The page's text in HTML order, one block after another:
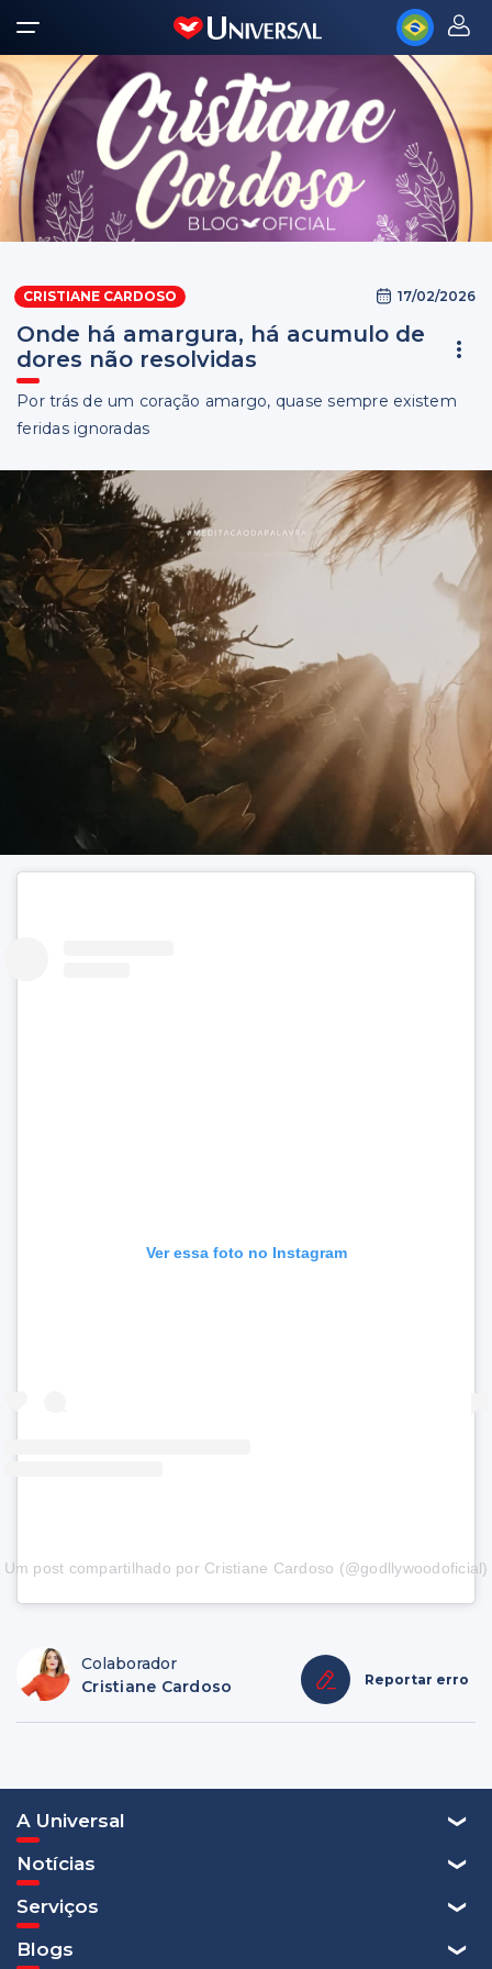
CRISTIANE CARDOSO 17/02/2026
Onde há amargura, há acumulo de
dores não resolvidas
Por trás de um coração amargo, quase sempre existem
feridas ignoradas
Ver essa foto no Instagram
Um post compartilhado por Cristiane Cardoso (@godllywoodoficial)
Colaborador
Cristiane Cardoso
Reportar erro
A Universal
Notícias
Serviços
Blogs